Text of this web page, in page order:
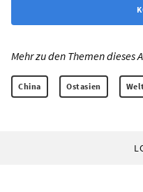
Mehr zu den Themen dieses
China Ostasien